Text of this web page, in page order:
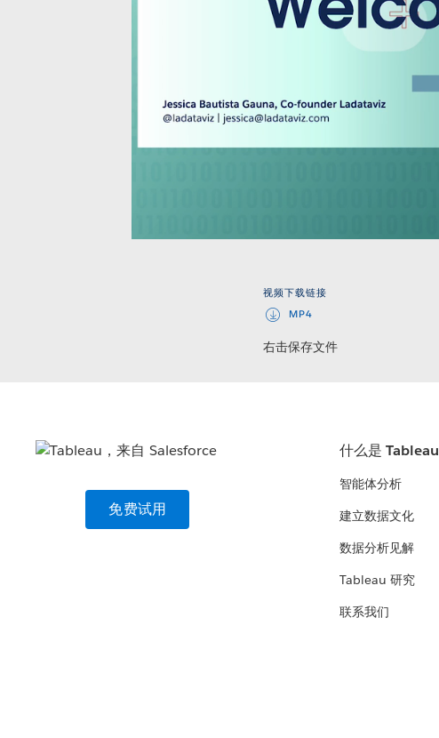
视频下载链接
MP4
右击保存文件
免费试用
什么是 Tableau
智能体分析
建立数据文化
数据分析见解
Tableau 研究
联系我们